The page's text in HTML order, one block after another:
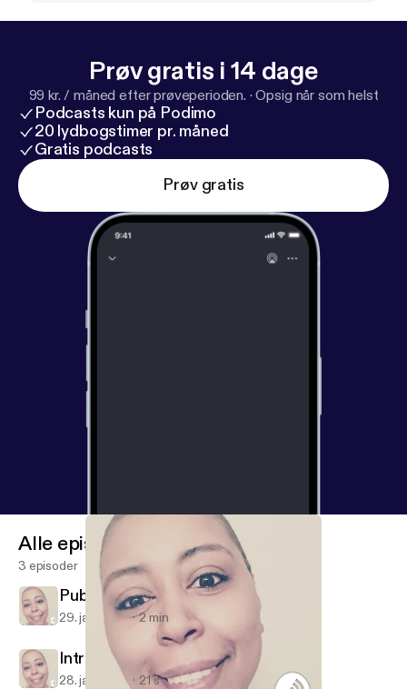
Prøv gratis i 14 dage
99 kr. / måned efter prøveperioden. ·Opsig når som helst
Podcasts kun på Podimo
20 lydbogstimer pr. måned
Gratis podcasts
Prøv gratis
Alle episoder
3 episoder
Public School
29. jan. 2018 2 min
Intro
28. jan. 2018 21 s